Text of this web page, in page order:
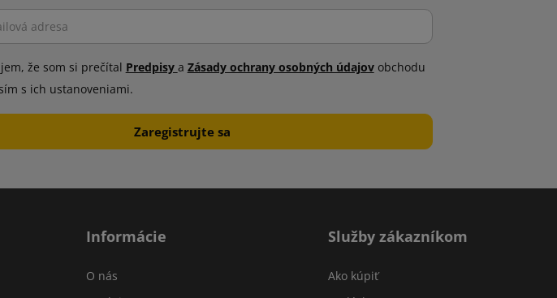
že som si prečítal Predpisy a Zásady ochrany osobných údajovobchodu
s ich ustanoveniami.
Informácie
O nás
Služby zákazníkom
Ako kúpiť